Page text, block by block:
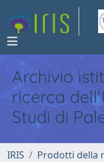
Archivio
ricerca
Studi di
IRIS Prodotti della